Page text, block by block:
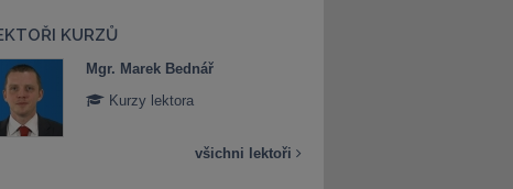
KURZŮ
Mgr. Marek Bednář
Kurzy lektora
všichni lektoři